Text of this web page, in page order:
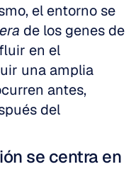
el entorno se
de los genes de
en el
una amplia
antes,
del
se centra en